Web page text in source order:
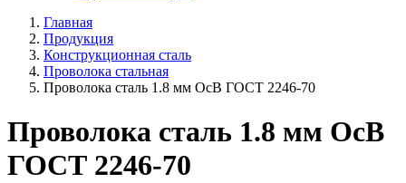
Главная
Продукция
Конструкционная сталь
Проволока стальная
Проволока сталь 1.8 мм ОсВ ГОСТ 2246-70
Проволока сталь 1.8 мм ОсВ
ГОСТ 2246-70